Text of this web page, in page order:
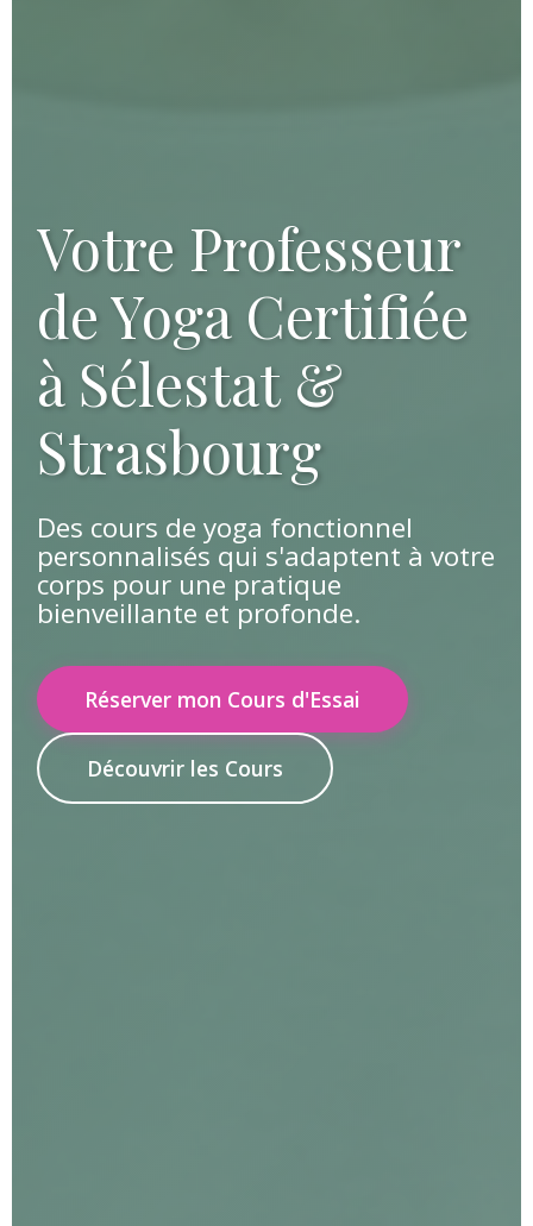
Votre Professeur
de Yoga Certifiée
à Sélestat &
Strasbourg
Des cours de yoga fonctionnel
personnalisés qui s'adaptent à votre
corps pour une pratique
bienveillante et profonde.
Réserver mon Cours d'Essai
Découvrir les Cours